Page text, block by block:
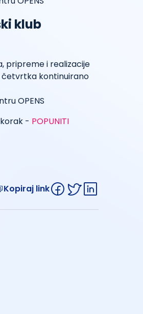
klub
pripreme i realizacije
četvrtka kontinuirano
OPENS
- POPUNITI
Kopiraj link